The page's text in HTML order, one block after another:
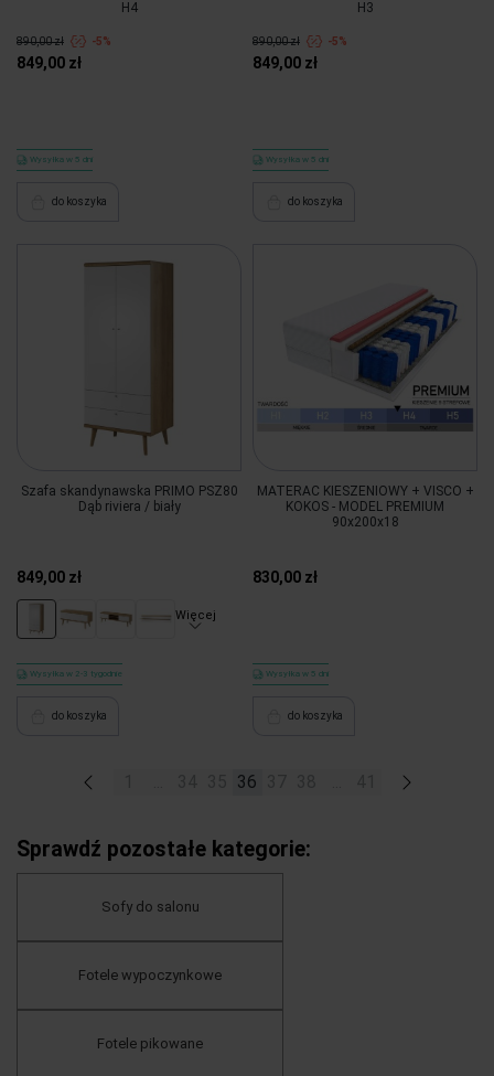
H4
890,00 zł -5%
849,00 zł
Wysyłka w 5 dni
do koszyka
H3
890,00 zł -5%
849,00 zł
Wysyłka w 5 dni
do koszyka
Szafa skandynawska PRIMO PSZ80
Dąb riviera / biały
849,00 zł
Więcej
Wysyłka w 2-3 tygodnie
do koszyka
MATERAC KIESZENIOWY + VISCO +
KOKOS - MODEL PREMIUM
90x200x18
830,00 zł
Wysyłka w 5 dni
do koszyka
« 36 »
Sprawdź pozostałe kategorie:
Sofy do salonu
Fotele wypoczynkowe
Fotele pikowane